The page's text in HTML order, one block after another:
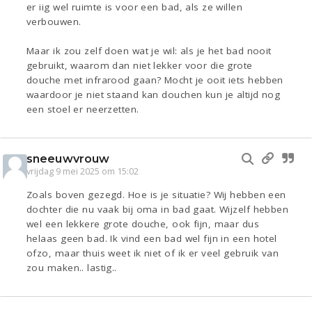
er iig wel ruimte is voor een bad, als ze willen
verbouwen.
Maar ik zou zelf doen wat je wil: als je het bad nooit
gebruikt, waarom dan niet lekker voor die grote
douche met infrarood gaan? Mocht je ooit iets hebben
waardoor je niet staand kan douchen kun je altijd nog
een stoel er neerzetten.
sneeuwvrouw
vrijdag 9 mei 2025 om 15:02
Zoals boven gezegd. Hoe is je situatie? Wij hebben een
dochter die nu vaak bij oma in bad gaat. Wijzelf hebben
wel een lekkere grote douche, ook fijn, maar dus
helaas geen bad. Ik vind een bad wel fijn in een hotel
ofzo, maar thuis weet ik niet of ik er veel gebruik van
zou maken.. lastig..